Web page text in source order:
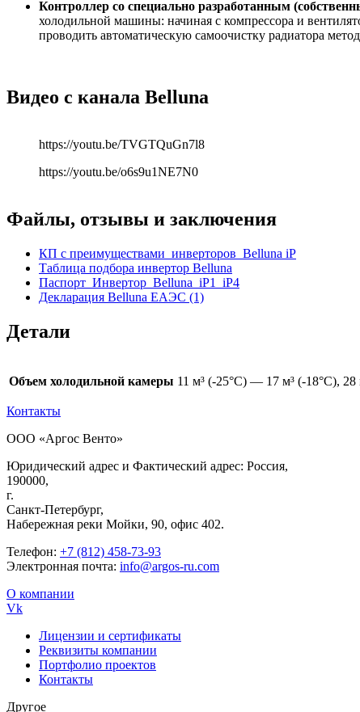
Контроллер со специально разработанным
холодильной машины: начиная с компрессора и
проводить автоматическую самоочистку радиатора
Видео с канала Belluna
https://youtu.be/TVGTQuGn7l8
https://youtu.be/o6s9u1NE7N0
Файлы, отзывы и заключения
КП с преимуществами_инверторов_Belluna iP
Таблица подбора инвертор Belluna
Паспорт_Инвертор_Belluna_iP1_iP4
Декларация Belluna ЕАЭС (1)
Детали
Объем холодильной камеры 11 м³ (-25°С) — 17 м³ (-18°С),
Контакты
ООО «Аргос Венто»
Юридический адрес и Фактический адрес: Россия,
190000,
г.
Санкт-Петербург,
Набережная реки Мойки, 90, офис 402.
Телефон: +7 (812) 458-73-93
Электронная почта: info@argos-ru.com
О компании
Vk
Лицензии и сертификаты
Реквизиты компании
Портфолио проектов
Контакты
Другое